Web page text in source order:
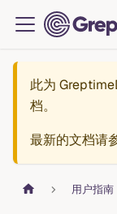
此为
档。
最新的文档请
用户指南